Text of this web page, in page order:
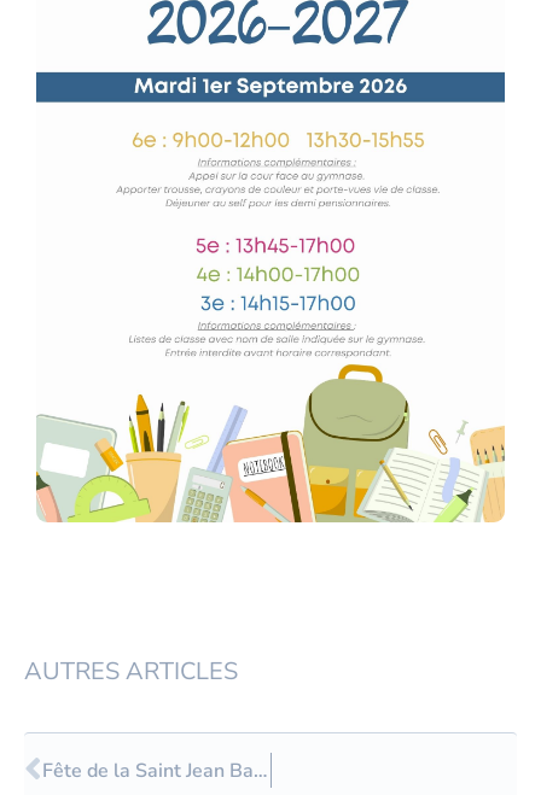
AUTRES ARTICLES
Précédent
Fête de la Saint Jean Baptiste de la Salle